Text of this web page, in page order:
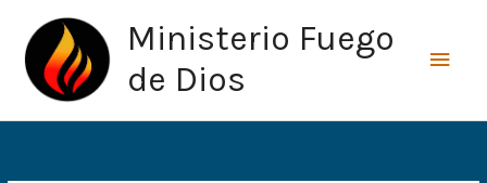
contenido
Ministerio Fuego
de Dios